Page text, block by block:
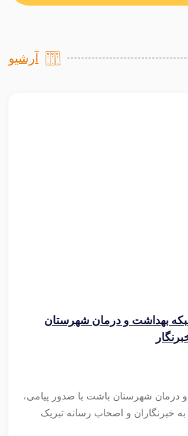
آرشیو
پیام تبریک مدیر شبکه بهداشت و درمان لنده به مناسبت روز
لنده طی پیامی روز خبرنگار را تبریک